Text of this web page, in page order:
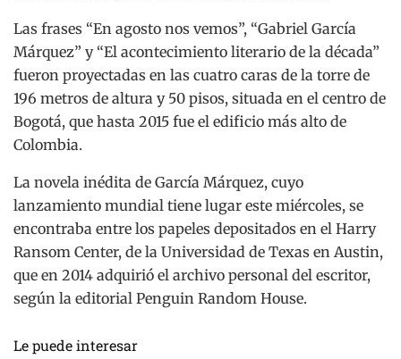
Las frases “En agosto nos vemos”, “Gabriel García
Márquez” y “El acontecimiento literario de la década”
fueron proyectadas en las cuatro caras de la torre de
196 metros de altura y 50 pisos, situada en el centro de
Bogotá, que hasta 2015 fue el edificio más alto de
Colombia.
La novela inédita de García Márquez, cuyo
lanzamiento mundial tiene lugar este miércoles, se
encontraba entre los papeles depositados en el Harry
Ransom Center, de la Universidad de Texas en Austin,
que en 2014 adquirió el archivo personal del escritor,
según la editorial Penguin Random House.
Le puede interesar